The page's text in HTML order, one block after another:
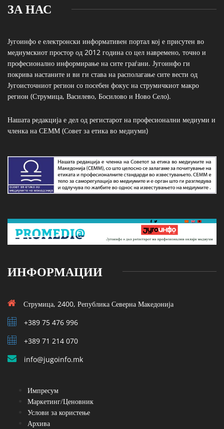
ЗА НАС
Југоинфо е електронски информативен портал кој е присутен во
медиумскиот простор од 2012 година со цел навремено, точно и
професионално информирање на сите граѓани. Југоинфо ги
покрива настаните и ви ги става на располагање сите вести од
Југоисточниот регион со посебен фокус на струмичкиот макро
регион (Струмица, Василево, Босилово и Ново Село).
Нашата редакција е дел од регистарот на професионални медиуми и
членка на СЕММ (Совет за етика во медиуми)
ИНФОРМАЦИИ
Струмица, 2400, Република Северна Македонија
+389 75 476 996
+389 71 214 070
info@jugoinfo.mk
Импресум
Маркетинг/Ценовник
Услови за користење
Архива